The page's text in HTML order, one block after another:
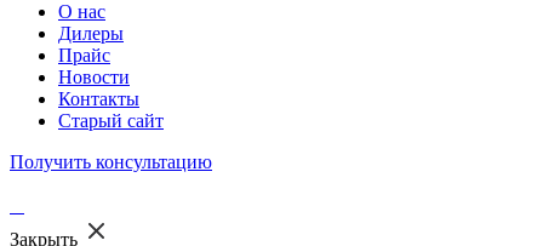
О нас
Дилеры
Прайс
Новости
Контакты
Старый сайт
Получить консультацию
Закрыть